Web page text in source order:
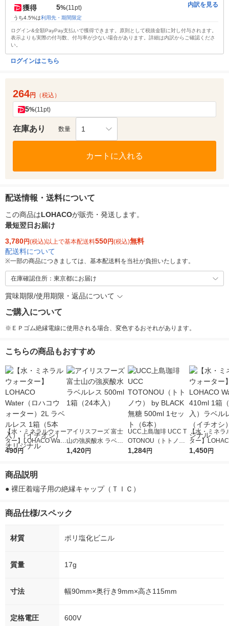
獲得 5%(11pt)
うち4.5%は利用先・期間限定
内訳を見る
ログイン&全額PayPay支払いで獲得できます。原則として税抜金額に対し付与されます。
表示よりも実際の付与数、付与率が少ない場合があります。詳細は内訳からご確認くださ
い。
ログインはこちら
264円 （税込）
5%(11pt)
在庫あり 数量 1
カートに入れる
配送情報・送料について
この商品はLOHACOが販売・発送します。
最短翌日お届け
3,780円(税込)以上で基本配送料550円(税込)無料
配送料について
※一部の商品につきましては、基本配送料を当社が負担いたします。
在庫確認住所：東京都にお届け
賞味期限/使用期限・返品について
ご購入について
※ＥＰゴム絶縁電線に使用される場合、変色するおそれがあります。
こちらの商品もおすすめ
【水・ミネラルウォー
ター】LOHACO Wate
r（ロハコウォータ
シ） オリジナル
490円
アイリスフーズ 富士
山の強炭酸水 ラベル
レス 500ml 1箱（24
1,420円
UCC上島珈琲 UCC T
OTONOU（トトノ
ウ） by BLACK無糖 5
1,284円
【水・ミネラ
ター】
r 410ml 1箱（
1,450円
商品説明
● 裸圧着端子用の絶縁キャップ（ＴＩＣ）
商品仕様/スペック
材質 ポリ塩化ビニル
質量 17g
寸法 幅90mm×奥行き9mm×高さ115mm
定格電圧 600V